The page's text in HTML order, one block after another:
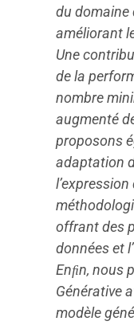
du domaine
améliorant
Une
de la
nombre
augmenté
proposons
adaptation
offrant des
données et
Enﬁn, nous
Générative
modèle